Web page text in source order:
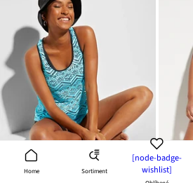
Home Sortiment
[node-badge-
wishlist]